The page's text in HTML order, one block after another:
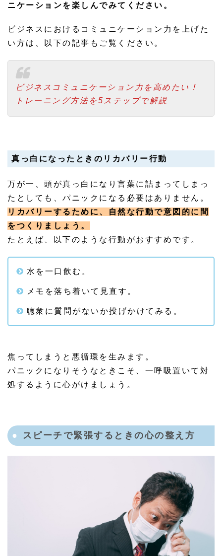
ニケーションを楽しんでみてください。
ビジネスにおけるコミュニケーション力を上げた
い方は、以下の記事もご覧ください。
ビジネスコミュニケーション力を高めたい！
トレーニング方法を5ステップで解説
真っ白になったときのリカバリー行動
万が一、頭が真っ白になり言葉に詰まってしまっ
たとしても、パニックになる必要はありません。
リカバリーするために、自然な行動で意図的に間
をつくりましょう。
たとえば、以下のような行動がおすすめです。
水を一口飲む。
メモを落ち着いて見直す。
聴衆に質問がないか投げかけてみる。
焦ってしまうと悪循環を生みます。
パニックになりそうなときこそ、一呼吸置いて対
処するように心がけましょう。
スピーチで緊張するときの心の整え方